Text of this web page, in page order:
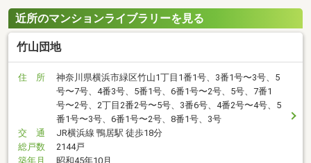
近所のマンションライブラリーを見る
竹山団地
住 所
神奈川県横浜市緑区竹山1丁目1番1号、3番1号〜3号、5
号〜7号、4番3号、5番1号、6番1号〜2号、5号、7番1
号〜2号、2丁目2番2号〜5号、3番6号、4番2号〜4号、5
番1号〜3号、6番1号〜2号、8番1号、3号
交 通
JR横浜線 鴨居駅 徒歩18分
総戸数
2144戸
築年月
昭和45年10月